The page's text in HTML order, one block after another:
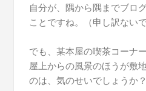
自分が、隅から隅までブロ
ことですね。（申し訳ないで
でも、某本屋の喫茶コーナ
屋上からの風景のほうが敷
のは、気のせいでしょうか？